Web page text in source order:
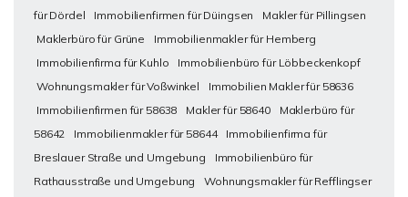
für Dördel
Immobilienfirmen für Düingsen
Makler für Pillingsen
Maklerbüro für Grüne
Immobilienmakler für Hemberg
Immobilienfirma für Kuhlo
Immobilienbüro für Löbbeckenkopf
Wohnungsmakler für Voßwinkel
Immobilien Makler für 58636
Immobilienfirmen für 58638
Makler für 58640
Maklerbüro für
58642
Immobilienmakler für 58644
Immobilienfirma für
Breslauer Straße und Umgebung
Immobilienbüro für
Rathausstraße und Umgebung
Wohnungsmakler für Refflingser